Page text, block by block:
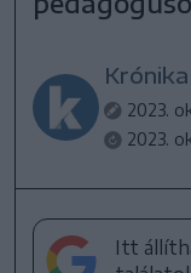
Krónika
2023.
2023.
Itt